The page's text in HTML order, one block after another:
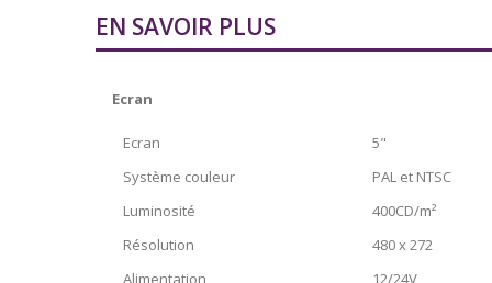
EN SAVOIR PLUS
Ecran
Ecran
Système couleur
Luminosité
Résolution
Alimentation
5"
PAL et NTSC
400CD/m²
480 x 272
12/24V